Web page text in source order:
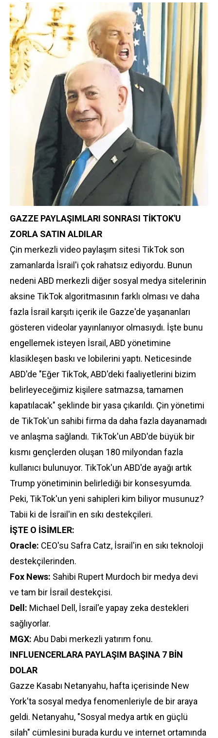
GAZZE PAYLAŞIMLARI SONRASI TİKTOK'U
ZORLA SATIN ALDILAR
Çin merkezli video paylaşım sitesi TikTok son
zamanlarda İsrail'i çok rahatsız ediyordu. Bunun
nedeni ABD merkezli diğer sosyal medya sitelerinin
aksine TikTok algoritmasının farklı olması ve daha
fazla İsrail karşıtı içerik ile Gazze'de yaşananları
gösteren videolar yayınlanıyor olmasıydı. İşte bunu
engellemek isteyen İsrail, ABD yönetimine
klasikleşen baskı ve lobilerini yaptı. Neticesinde
ABD'de "Eğer TikTok, ABD'deki faaliyetlerini bizim
belirleyeceğimiz kişilere satmazsa, tamamen
kapatılacak" şeklinde bir yasa çıkarıldı. Çin yönetimi
de TikTok'un sahibi firma da daha fazla dayanamadı
ve anlaşma sağlandı. TikTok'un ABD'de büyük bir
kısmı gençlerden oluşan 180 milyondan fazla
kullanıcı bulunuyor. TikTok'un ABD'de ayağı artık
Trump yönetiminin belirlediği bir konsesyumda.
Peki, TikTok'un yeni sahipleri kim biliyor musunuz?
Tabii ki de İsrail'in en sıkı destekçileri.
İŞTE O İSİMLER:
Oracle: CEO'su Safra Catz, İsrail'in en sıkı teknoloji
destekçilerinden.
Fox News: Sahibi Rupert Murdoch bir medya devi
ve tam bir İsrail destekçisi.
Dell: Michael Dell, İsrail'e yapay zeka destekleri
sağlıyorlar.
MGX: Abu Dabi merkezli yatırım fonu.
INFLUENCERLARA PAYLAŞIM BAŞINA 7 BİN
DOLAR
Gazze Kasabı Netanyahu, hafta içerisinde New
York'ta sosyal medya fenomenleriyle de bir araya
geldi. Netanyahu, "Sosyal medya artık en güçlü
silah" cümlesini burada kurdu ve internet ortamında